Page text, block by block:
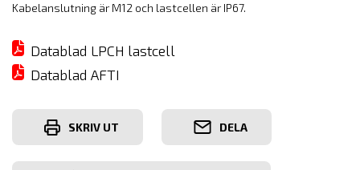
Kabelanslutning är M12 och lastcellen är IP67.
Datablad LPCH lastcell
Datablad AFTI
SKRIV UT DELA